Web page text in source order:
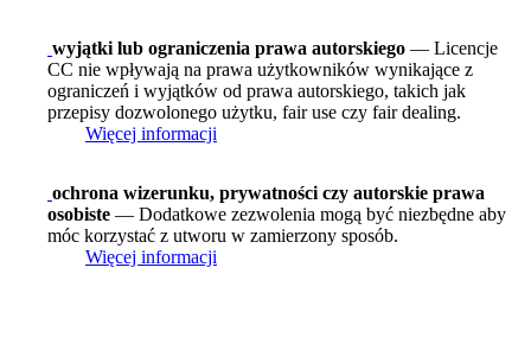
wyjątki lub ograniczenia prawa autorskiego — Licencje
CC nie wpływają na prawa użytkowników wynikające z
ograniczeń i wyjątków od prawa autorskiego, takich jak
przepisy dozwolonego użytku, fair use czy fair dealing.
Więcej informacji
ochrona wizerunku, prywatności czy autorskie prawa
osobiste — Dodatkowe zezwolenia mogą być niezbędne aby
móc korzystać z utworu w zamierzony sposób.
Więcej informacji